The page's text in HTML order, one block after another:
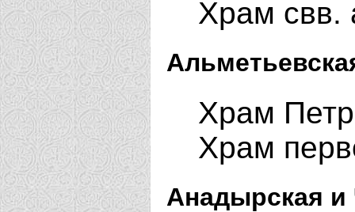
Храм свв.
Храм
Храм
Анадырская и